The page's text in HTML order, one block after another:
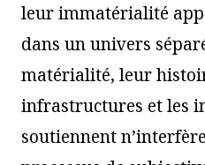
leur immatérialité
dans un univers
matérialité, leur
infrastructures et les
soutiennent